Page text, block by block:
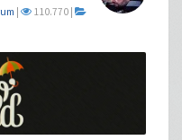
|
110.770 |